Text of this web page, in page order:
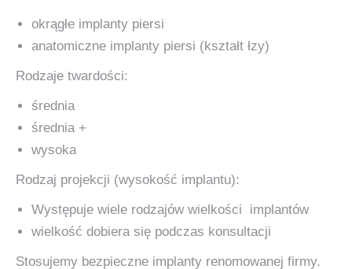
okrągłe implanty piersi
anatomiczne implanty piersi (kształt łzy)
Rodzaje twardości:
średnia
średnia +
wysoka
Rodzaj projekcji (wysokość implantu):
Występuje wiele rodzajów wielkości implantów
wielkość dobiera się podczas konsultacji
Stosujemy bezpieczne implanty renomowanej firmy.